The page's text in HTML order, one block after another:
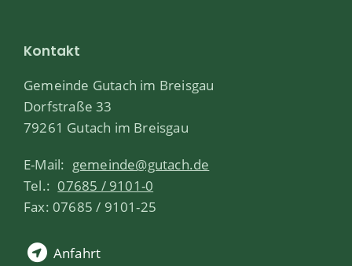
Kontakt
Gemeinde Gutach im Breisgau
Dorfstraße 33
79261 Gutach im Breisgau
E-Mail: gemeinde@gutach.de
Tel.: 07685 / 9101-0
Fax: 07685 / 9101-25
Anfahrt